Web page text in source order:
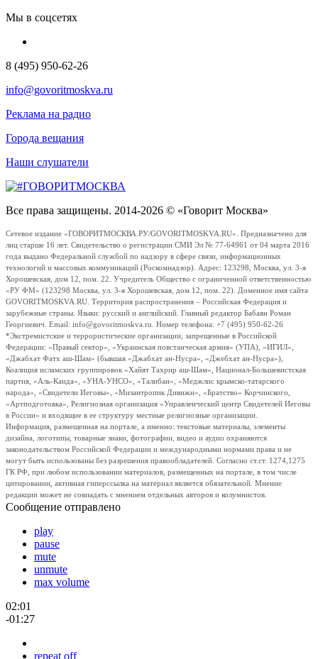
Мы в соцсетях
8 (495) 950-62-26
info@govoritmoskva.ru
Реклама на радио
Города вещания
Наши слушатели
Все права защищены. 2014-2026 © «Говорит Москва»
Сетевое издание «ГОВОРИТМОСКВА.РУ/GOVORITMOSKVA.RU». Предназначено для
лиц старше 16 лет. Свидетельство о регистрации СМИ Эл № 77-64961 от 04 марта 2016
года выдано Федеральной службой по надзору в сфере связи, информационных
технологий и массовых коммуникаций (Роскомнадзор). Адрес: 123298, Москва, ул. 3-я
Хорошевская, дом 12, пом. 22. Учредитель Общество с ограниченной ответственностью
«РУ ФМ» (123298 Москва, ул. 3-я Хорошевская, дом 12, пом. 22). Доменное имя сайта
GOVORITMOSKVA.RU. Территория распространения – Российская Федерация и
зарубежные страны. Языки: русский и английский. Главный редактор Бабаян Роман
Георгиевич. Email: info@govoritmoskva.ru. Номер телефона: +7 (495) 950-62-26
*Экстремистские и террористические организации, запрещенные в Российской
Федерации: «Правый сектор», «Украинская повстанческая армия» (УПА), «ИГИЛ»,
«Джабхат Фатх аш-Шам» (бывшая «Джабхат ан-Нусра», «Джебхат ан-Нусра»),
Коалиция исламских группировок «Хайят Тахрир аш-Шам», Национал-Большевистская
партия, «Аль-Каида», «УНА-УНСО», «Талибан», «Меджлис крымско-татарского
народа», «Свидетели Иеговы», «Мизантропик Дивижн», «Братство» Корчинского,
«Артподготовка», Религиозная организация «Управленческий центр Свидетелей Иеговы
в России» и входящие в ее структуру местные религиозные организации.
Информация, размещенная на портале, а именно: текстовые материалы, элементы
дизайна, логотипы, товарные знаки, фотографии, видео и аудио охраняются
законодательством Российской Федерации и международными нормами права и не
могут быть использованы без разрешения правообладателей. Согласно ст.ст. 1274,1275
ГК РФ, при любом использовании материалов, размещенных на портале, в том числе
цитировании, активная гиперссылка на материал является обязательной. Мнение
редакции может не совпадать с мнением отдельных авторов и колумнистов.
Сообщение отправлено
play
pause
mute
unmute
max volume
02:01
-01:27
repeat off